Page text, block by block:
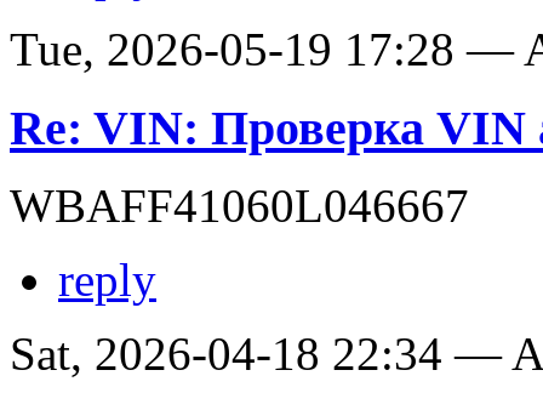
Tue, 2026-05-19 17:28 —
Re: VIN: Проверка VIN
WBAFF41060L046667
reply
Sat, 2026-04-18 22:34 —